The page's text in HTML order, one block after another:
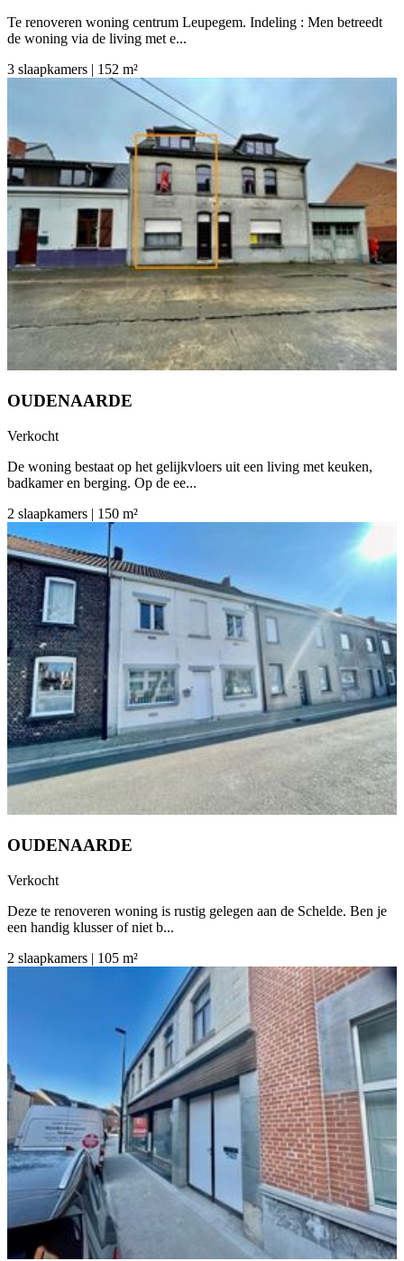
Te renoveren woning centrum Leupegem. Indeling : Men betreedt
de woning via de living met e...
3 slaapkamers | 152 m²
OUDENAARDE
Verkocht
De woning bestaat op het gelijkvloers uit een living met keuken,
badkamer en berging. Op de ee...
2 slaapkamers | 150 m²
OUDENAARDE
Verkocht
Deze te renoveren woning is rustig gelegen aan de Schelde. Ben je
een handig klusser of niet b...
2 slaapkamers | 105 m²